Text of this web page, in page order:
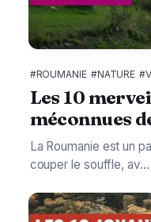
#ROUMANIE #NATURE
Les 10
méconnues
La Roumanie est un
couper le souffle, av...